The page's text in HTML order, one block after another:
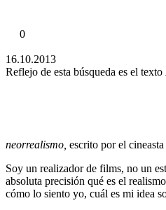
0
16.10.2013
Reflejo de esta búsqueda es el texto
neorrealismo, escrito por el
Soy un realizador de films, no un
absoluta precisión qué es el
cómo lo siento yo, cuál es mi idea